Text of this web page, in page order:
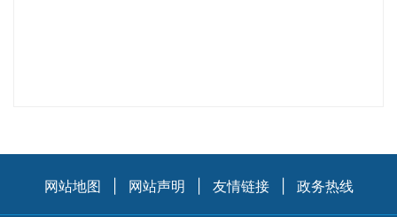
网站地图 网站声明 友情链接 政务热线